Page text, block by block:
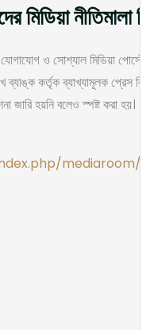
মিডিয়া নীতিমালা
যোগাযোগ ও সোশ্যাল মিডিয়া
কর্তৃক ব্যাখ্যামূলক প্রেস
জারি হয়নি বলেও স্পষ্ট করা হয়।
mediaroom/